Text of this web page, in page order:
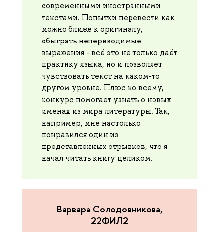
современными иностранными
текстами. Попытки перевести как
можно ближе к оригиналу,
обыграть непереводимые
выражения - всё это не только даёт
практику языка, но и позволяет
чувствовать текст на каком-то
другом уровне. Плюс ко всему,
конкурс помогает узнать о новых
именах из мира литературы. Так,
например, мне настолько
понравился один из
представленных отрывков, что я
начал читать книгу целиком.
Варвара Солодовникова,
22ФИЛ2